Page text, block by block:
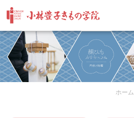
ホーム